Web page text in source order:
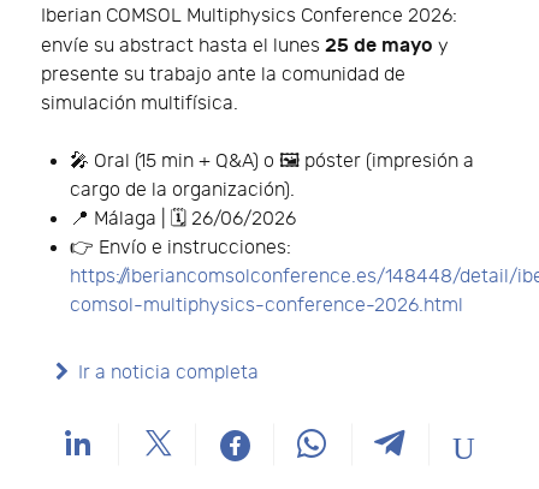
Iberian COMSOL Multiphysics Conference 2026:
envíe su abstract hasta el lunes 25 de mayo y
presente su trabajo ante la comunidad de
simulación multifísica.
🎤 Oral (15 min + Q&A) o 🖼️ póster (impresión a
cargo de la organización).
📍 Málaga | 🗓️ 26/06/2026
👉 Envío e instrucciones:
https://iberiancomsolconference.es/148448/detail/
comsol-multiphysics-conference-2026.html
Ir a noticia completa